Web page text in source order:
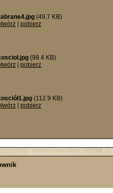
(49.7 KB)
pobierz
(98.4 KB)
pobierz
(112.9 KB)
pobierz